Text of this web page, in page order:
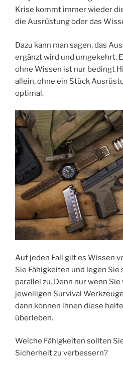
o
k
Krise kommt immer wieder
die Ausrüstung oder das
Dazu kann man sagen, das
ergänzt wird und umgekehrt.
ohne Wissen ist nur bedingt
allein, ohne ein Stück
optimal.
Auf jeden Fall gilt es Wissen
Sie Fähigkeiten und legen Sie
parallel zu. Denn nur wenn
jeweiligen Survival
dann können ihnen diese
überleben.
Welche Fähigkeiten sollten
Sicherheit zu verbessern?